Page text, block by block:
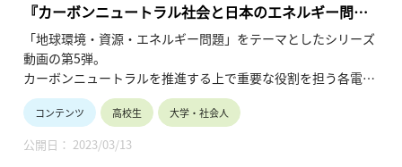
『カーボンニュートラル社会と日本のエネルギー問題
<後編>自動車のエネルギーと電動化』
「地球環境・資源・エネルギー問題」をテーマとしたシリーズ
動画の第5弾。
カーボンニュートラルを推進する上で重要な役割を担う各電動
車両の特徴、ライフサイクルを通じた二酸化炭素排出量データ
などを紹介しながら、その実現に向け今後どのような対応が求
められるかを提示。
昨今関心が高まっているカーボンニュートラル社会への対応、
コンテンツ 高校生 大学・社会人
公開日： 2023/03/13